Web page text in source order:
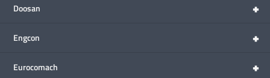
+
Doosan
+
Engcon
+
Eurocomach